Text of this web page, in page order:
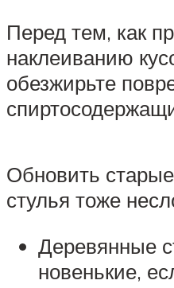
Перед тем, как
наклеиванию
обезжирьте
Обновить
стулья тоже
Деревянные
новенькие,